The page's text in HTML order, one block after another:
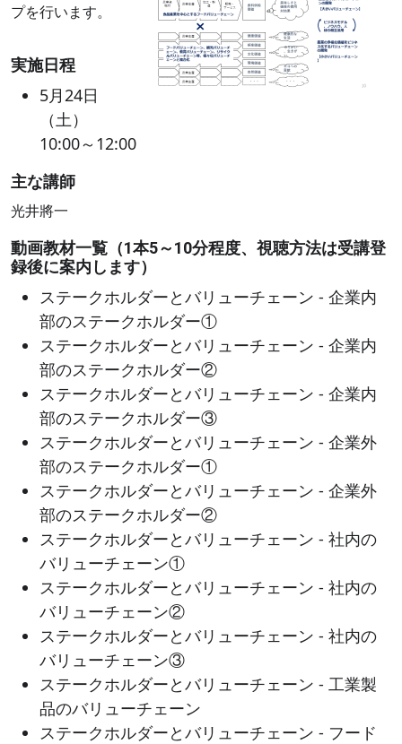
プを行います。
実施日程
5月24日
（土）
10:00～12:00
主な講師
光井將一
動画教材一覧（1本5～10分程度、視聴方法は受講登
録後に案内します）
ステークホルダーとバリューチェーン - 企業内
部のステークホルダー①
ステークホルダーとバリューチェーン - 企業内
部のステークホルダー②
ステークホルダーとバリューチェーン - 企業内
部のステークホルダー③
ステークホルダーとバリューチェーン - 企業外
部のステークホルダー①
ステークホルダーとバリューチェーン - 企業外
部のステークホルダー②
ステークホルダーとバリューチェーン - 社内の
バリューチェーン①
ステークホルダーとバリューチェーン - 社内の
バリューチェーン②
ステークホルダーとバリューチェーン - 社内の
バリューチェーン③
ステークホルダーとバリューチェーン - 工業製
品のバリューチェーン
ステークホルダーとバリューチェーン - フード